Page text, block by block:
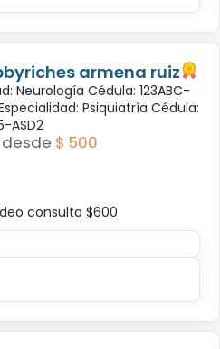
armena ruiz
Neurología Cédula: 123ABC-
Psiquiatría Cédula:
ASD2
desde $ 500
consulta $600